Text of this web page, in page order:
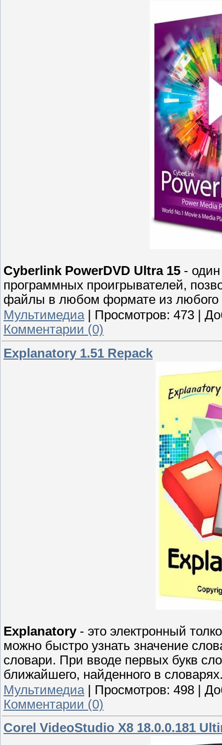
Cyberlink PowerDVD Ultra 15 -
программных проигрывателей,
файлы в любом формате из любого
Мультимедиа| Просмотров: 473
Комментарии (0)
Explanatory 1.51 Repack
Explanatory- это электронный
можно быстро узнать значение
словари. При вводе первых букв
ближайшего, найденного в
Мультимедиа| Просмотров: 498
Комментарии (0)
Corel VideoStudio X8 18.0.0.181